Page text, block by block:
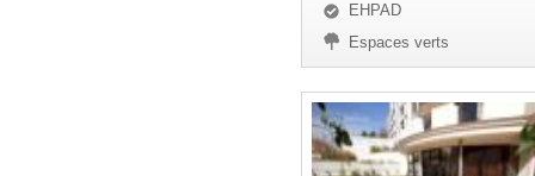
EHPAD
Espaces verts